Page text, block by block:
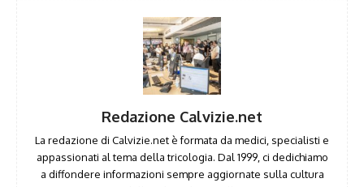
Redazione Calvizie.net
La redazione di Calvizie.net è formata da medici, specialisti e
appassionati al tema della tricologia. Dal 1999, ci dedichiamo
a diffondere informazioni sempre aggiornate sulla cultura